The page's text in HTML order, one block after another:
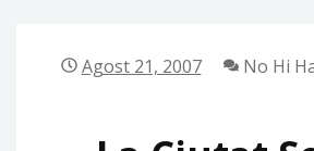
Agost 21, 2007 No Hi